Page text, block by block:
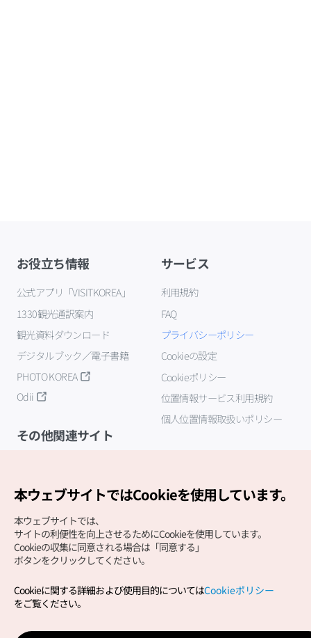
お役立ち情報
公式アプリ「VISITKOREA」
1330観光通訳案内
観光資料ダウンロード
デジタルブック／電子書籍
PHOTO KOREA
Odii
サービス
利用規約
FAQ
プライバシーポリシー
Cookieの設定
Cookieポリシー
位置情報サービス利用規約
個人位置情報取扱いポリシー
その他関連サイト
Copyright (c) Korea Tourism Organization All Rights
サイトエラー報告公式メール
本ウェブサイトではCookieを使用しています。
本ウェブサイトでは、
サイトの利便性を向上させるためにCookieを使用しています。
Cookieの収集に同意される場合は「同意する」
ボタンをクリックしてください。
Cookieに関する詳細および使用目的についてはCookieポリシー
をご覧ください。